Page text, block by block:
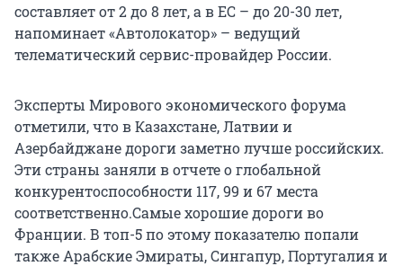
составляет от 2 до 8 лет, а в ЕС – до 20-30 лет,
напоминает «Автолокатор» – ведущий
телематический сервис-провайдер России.
Эксперты Мирового экономического форума
отметили, что в Казахстане, Латвии и
Азербайджане дороги заметно лучше российских.
Эти страны заняли в отчете о глобальной
конкурентоспособности 117, 99 и 67 места
соответственно.Самые хорошие дороги во
Франции. В топ-5 по этому показателю попали
также Арабские Эмираты, Сингапур, Португалия и